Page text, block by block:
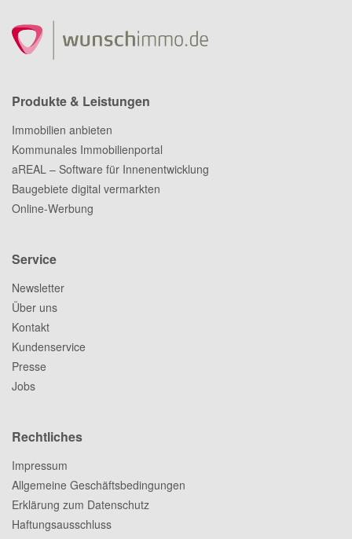
Produkte & Leistungen
Immobilien anbieten
Kommunales Immobilienportal
aREAL – Software für Innenentwicklung
Baugebiete digital vermarkten
Online-Werbung
Service
Newsletter
Über uns
Kontakt
Kundenservice
Presse
Jobs
Rechtliches
Impressum
Allgemeine Geschäftsbedingungen
Erklärung zum Datenschutz
Haftungsausschluss